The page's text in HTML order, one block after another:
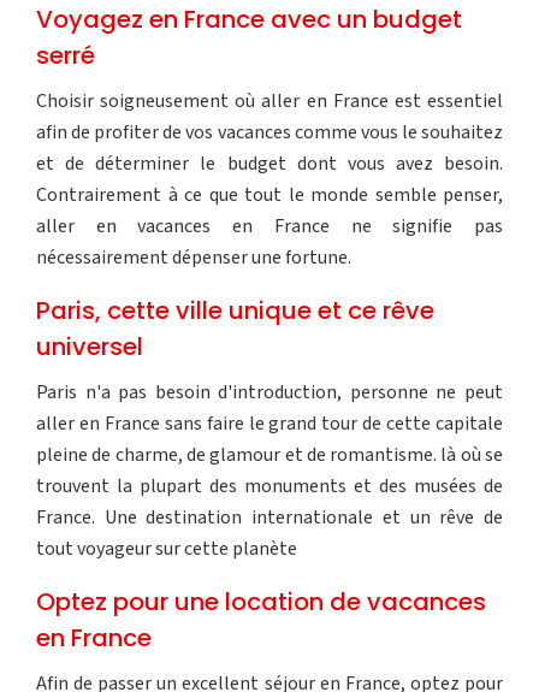
Voyagez en France avec un budget
serré
Choisir soigneusement où aller en France est essentiel
afin de profiter de vos vacances comme vous le souhaitez
et de déterminer le budget dont vous avez besoin.
Contrairement à ce que tout le monde semble penser,
aller en vacances en France ne signifie pas
nécessairement dépenser une fortune.
Paris, cette ville unique et ce rêve
universel
Paris n'a pas besoin d'introduction, personne ne peut
aller en France sans faire le grand tour de cette capitale
pleine de charme, de glamour et de romantisme. là où se
trouvent la plupart des monuments et des musées de
France. Une destination internationale et un rêve de
tout voyageur sur cette planète
Optez pour une location de vacances
en France
Afin de passer un excellent séjour en France, optez pour